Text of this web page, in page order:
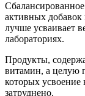
активных добавок
лучше усваивает
лабораториях.
Продукты,
витамин, а целую
которых усвоение
затруднено.